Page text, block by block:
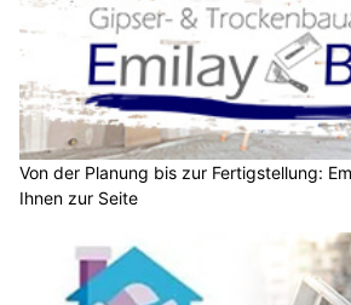
Von der Planung bis zur Fertigstellung:
Ihnen zur Seite